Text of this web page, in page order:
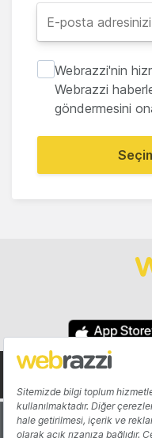
Webrazzi'nin
Webrazzi
göndermesini
Hakkında